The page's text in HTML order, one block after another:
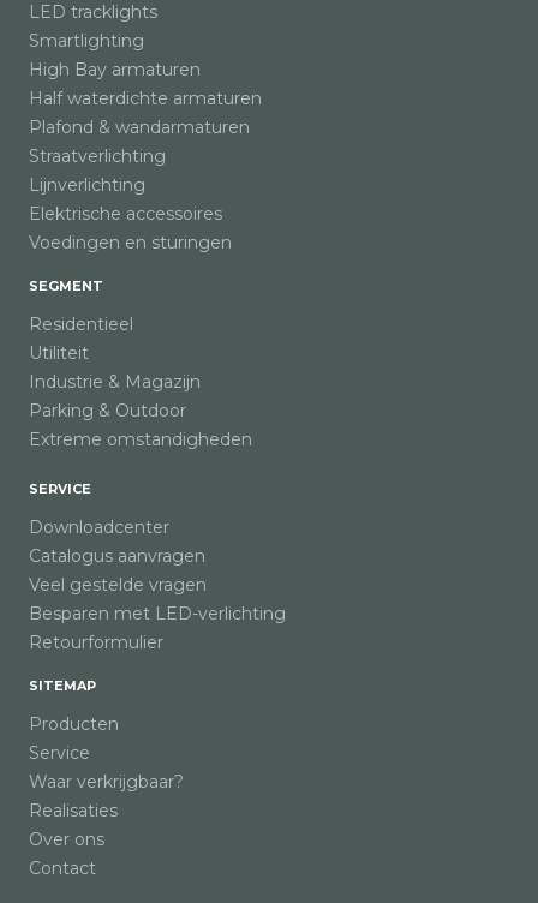
LED tracklights
Smartlighting
High Bay armaturen
Half waterdichte armaturen
Plafond & wandarmaturen
Straatverlichting
Lijnverlichting
Elektrische accessoires
Voedingen en sturingen
SEGMENT
Residentieel
Utiliteit
Industrie & Magazijn
Parking & Outdoor
Extreme omstandigheden
SERVICE
Downloadcenter
Catalogus aanvragen
Veel gestelde vragen
Besparen met LED-verlichting
Retourformulier
SITEMAP
Producten
Service
Waar verkrijgbaar?
Realisaties
Over ons
Contact